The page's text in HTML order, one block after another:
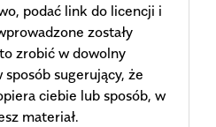
podać link do licencji i
zostały
zrobić w dowolny
sposób sugerujący, że
ciebie lub sposób, w
materiał.